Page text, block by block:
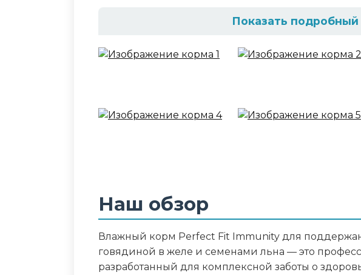
Показать подробный
Состав корма
вещества, витамины, подсолнечное масло,
менее 200 МЕ, витамин Е - не менее 4.0 мг
Дополнительные ингредиенты
семена льна, L-карнитин, таурин, метионин
Наш обзор
Влажный корм Perfect Fit Immunity для
говядиной в желе и семенами льна — это
разработанный для комплексной заботы о